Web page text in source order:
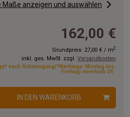
x 2.00 m 8.50 x 2.00 m
13.00x2.00 m
15.00x2.00 m 16.00x2.00 m
Maße anzeigen und auswählen
162,00 €
Grundpreis: 27,00 € / m2
inkl. ges. MwSt. zzgl. Versandkosten
nach Geldeingang(*Werktage: Montag bis
Freitag) innerhalb DE
IN DEN WARENKORB